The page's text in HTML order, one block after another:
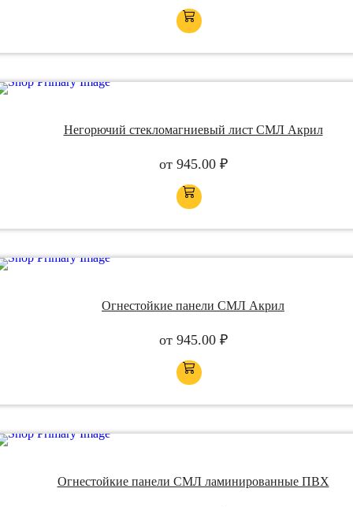
Негорючий стекломагниевый лист СМЛ Акрил
от 945.00 ₽
Огнестойкие панели СМЛ Акрил
от 945.00 ₽
Огнестойкие панели СМЛ ламинированные ПВХ